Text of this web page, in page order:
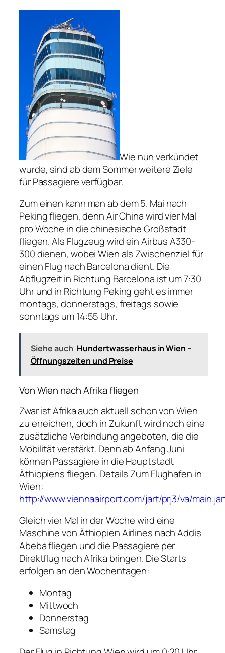
Wie nun verkündet
wurde, sind ab dem Sommer weitere Ziele
für Passagiere verfügbar.
Zum einen kann man ab dem 5. Mai nach
Peking fliegen, denn Air China wird vier Mal
pro Woche in die chinesische Großstadt
fliegen. Als Flugzeug wird ein Airbus A330-
300 dienen, wobei Wien als Zwischenziel für
einen Flug nach Barcelona dient. Die
Abflugzeit in Richtung Barcelona ist um 7:30
Uhr und in Richtung Peking geht es immer
montags, donnerstags, freitags sowie
sonntags um 14:55 Uhr.
Siehe auch Hundertwasserhaus in Wien –
Öffnungszeiten und Preise
Von Wien nach Afrika fliegen
Zwar ist Afrika auch aktuell schon von Wien
zu erreichen, doch in Zukunft wird noch eine
zusätzliche Verbindung angeboten, die die
Mobilität verstärkt. Denn ab Anfang Juni
können Passagiere in die Hauptstadt
Äthiopiens fliegen. Details Zum Flughafen in
Wien:
http://www.viennaairport.com/jart/prj3/va/
Gleich vier Mal in der Woche wird eine
Maschine von Äthiopien Airlines nach Addis
Abeba fliegen und die Passagiere per
Direktflug nach Afrika bringen. Die Starts
erfolgen an den Wochentagen:
Montag
Mittwoch
Donnerstag
Samstag